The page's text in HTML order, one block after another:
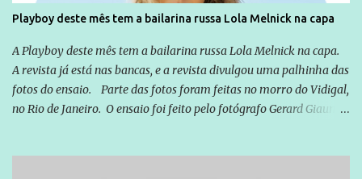
da Lava Jato, Reformas que podem retirar ou não direitos, ou
quem vai ser preso ou não; é preciso levar até as pessoas, do mais
simples ao mais burguês, o que diz a nossa Constituição, quais são
seus direitos e deveres em ...
Playboy deste mês tem a bailarina russa Lola Melnick na capa
A Playboy deste mês tem a bailarina russa Lola Melnick na capa.
A revista já está nas bancas, e a revista divulgou uma palhinha das
fotos do ensaio. Parte das fotos foram feitas no morro do Vidigal,
no Rio de Janeiro. O ensaio foi feito pelo fotógrafo Gerard Giaume